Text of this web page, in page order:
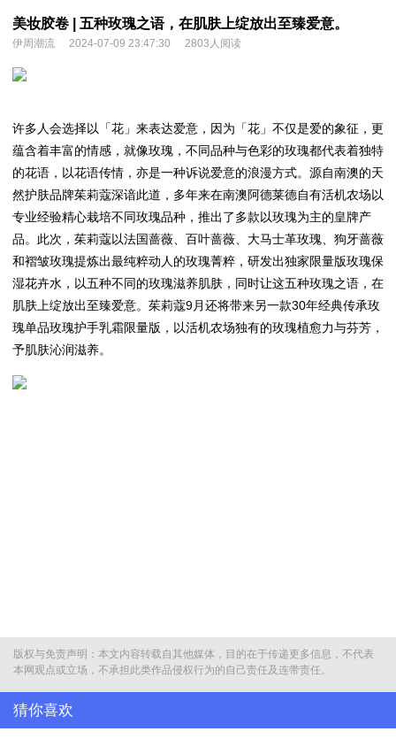
美妆胶卷 | 五种玫瑰之语，在肌肤上绽放出至臻爱意。
伊周潮流 2024-07-09 23:47:30 2803人阅读
许多人会选择以「花」来表达爱意，因为「花」不仅是爱的象征，更
蕴含着丰富的情感，就像玫瑰，不同品种与色彩的玫瑰都代表着独特
的花语，以花语传情，亦是一种诉说爱意的浪漫方式。源自南澳的天
然护肤品牌茱莉蔻深谙此道，多年来在南澳阿德莱德自有活机农场以
专业经验精心栽培不同玫瑰品种，推出了多款以玫瑰为主的皇牌产
品。此次，茱莉蔻以法国蔷薇、百叶蔷薇、大马士革玫瑰、狗牙蔷薇
和褶皱玫瑰提炼出最纯粹动人的玫瑰菁粹，研发出独家限量版玫瑰保
湿花卉水，以五种不同的玫瑰滋养肌肤，同时让这五种玫瑰之语，在
肌肤上绽放出至臻爱意。茱莉蔻9月还将带来另一款30年经典传承玫
瑰单品玫瑰护手乳霜限量版，以活机农场独有的玫瑰植愈力与芬芳，
予肌肤沁润滋养。
版权与免责声明：本文内容转载自其他媒体，目的在于传递更多信息，不代表
本网观点或立场，不承担此类作品侵权行为的自己责任及连带责任。
猜你喜欢